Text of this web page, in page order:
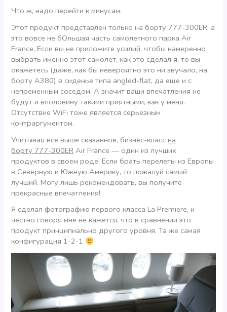
Что ж, надо перейти к минусам.
Этот продукт представлен только на борту 777-300ER, а
это вовсе не бОльшая часть самолетного парка Air
France. Если вы не приложите усилий, чтобы намеренно
выбрать именно этот самолет, как это сделал я, то вы
окажетесь (даже, как бы невероятно это ни звучало, на
борту А380) в сиденье типа angled-flat, да еще и с
непременным соседом. А значит ваши впечатления не
будут и вполовину такими приятными, как у меня.
Отсутствие WiFi тоже является серьезным
контраргументом.
Учитывая все выше сказанное, бизнес-классна
борту 777-300ER Air France — один из лучших
продуктов в своем роде. Если брать перелеты из Европы
в Северную и Южную Америку, то пожалуй самый
лучший. Могу лишь рекомендовать, вы получите
прекрасные впечатления!
Я сделал фотографию первого класса La Premiere, и
честно говоря мне не кажется, что в сравнении это
продукт принципиально другого уровня. Та же самая
конфигурация 1-2-1